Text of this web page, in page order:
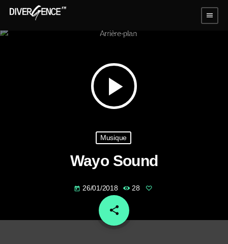
menu
play_arrow
Musique
Wayo Sound
today 26/01/2018 28
share
email